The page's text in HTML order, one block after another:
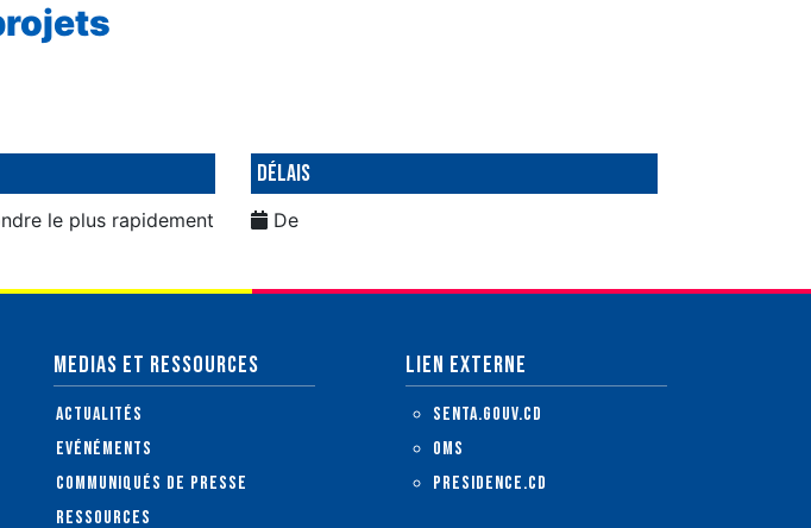
le plus rapidement
Délais
De
MEDIAS ET RESSOURCES
Actualités
Evénéments
Communiqués de presse
Ressources
LIEN EXTERNE
senta.gouv.cd
OMS
presidence.cd